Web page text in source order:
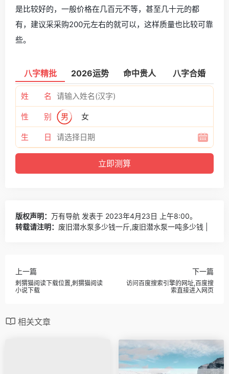
是比较好的，一般价格在几百元不等，甚至几十元的都
有，建议采采购200元左右的就可以，这样质量也比较可靠
些。
八字精批 2026运势 命中贵人 八字合婚
姓 名
性 别 男 女
生 日
版权声明： 万有导航 发表于 2023年4月23日 上午8:00。
转载请注明： 废旧潜水泵多少钱一斤,废旧潜水泵一吨多少钱 |
上一篇
刺猬猫阅读下载位置,刺猬猫阅读
小说下载
下一篇
访问百度搜索引擎的网址,百度搜
索直接进入网页
相关文章